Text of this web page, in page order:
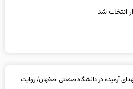
انتخاب شد
آرمیده در دانشگاه صنعتی اصفهان/ روایت